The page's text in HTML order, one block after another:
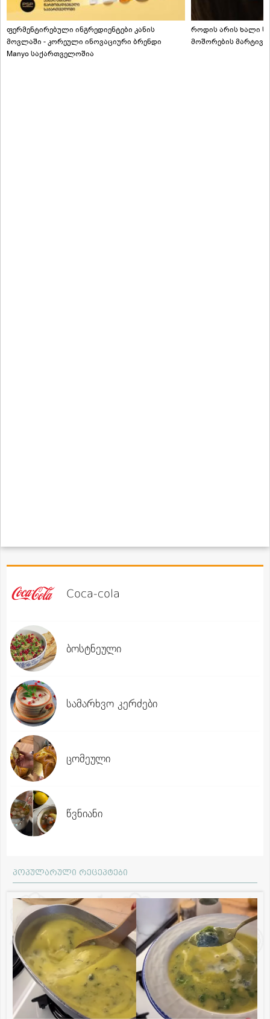
ფერმენტირებული ინგრედიენტები კანის
მოვლაში - კორეული ინოვაციური ბრენდი
Manyo საქართველოშია
როდის არის ხალი
მოშორების
Coca-cola
ბოსტნეული
სამარხვო კერძები
ცომეული
წვნიანი
პოპულარული რეცეპტები